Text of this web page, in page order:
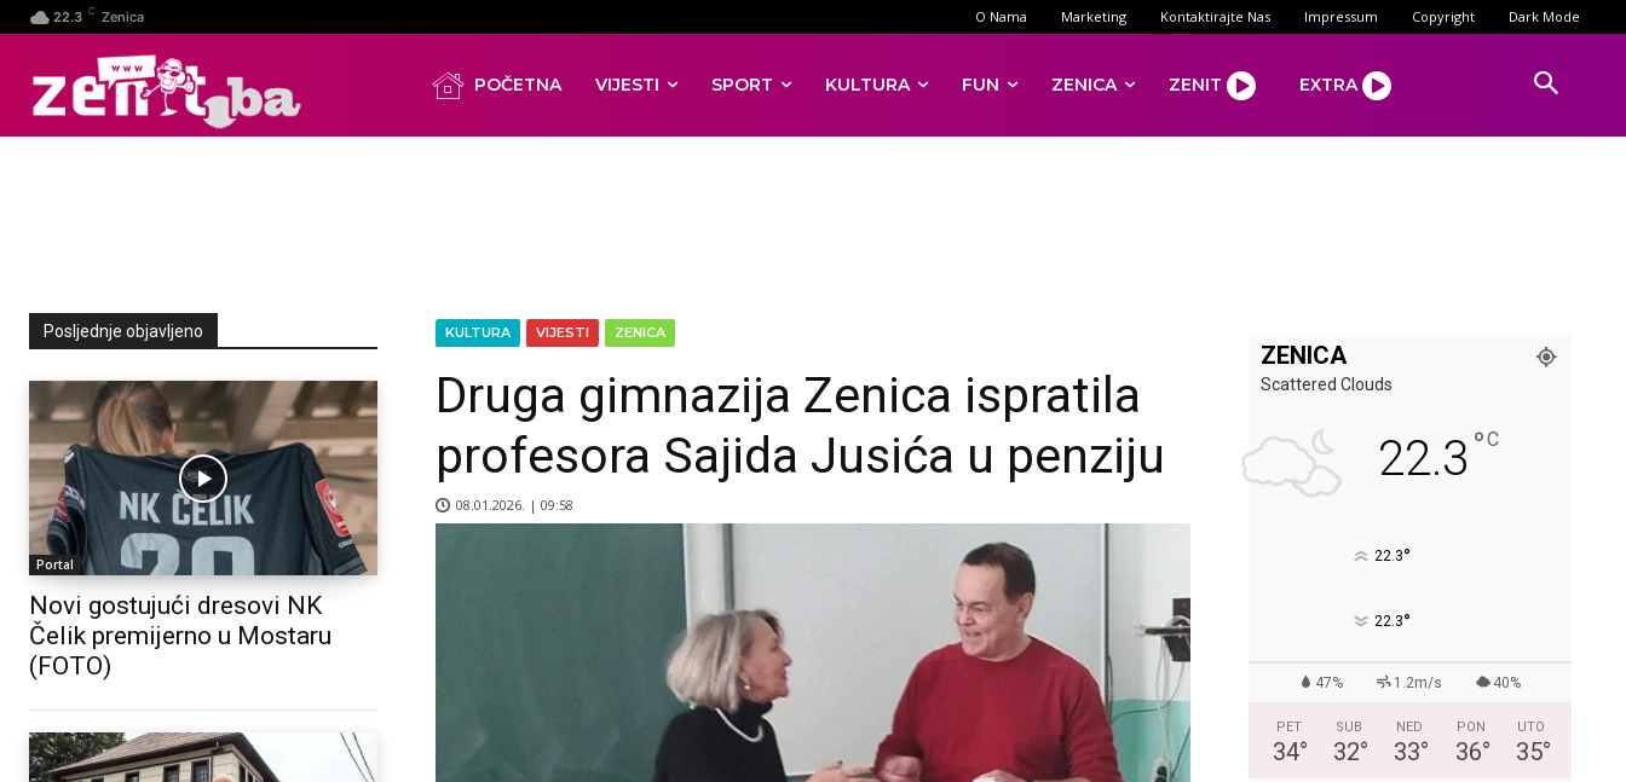
22.3 C Zenica O Nama Marketing Kontaktirajte Nas Impressum Copyright Dark Mode
POČETNA VIJESTI SPORT KULTURA FUN ZENICA ZENIT EXTRA
Posljednje objavljeno
Portal
Novi gostujući dresovi NK
Čelik premijerno u Mostaru
(FOTO)
KULTURA VIJESTI ZENICA
Druga gimnazija Zenica ispratila
profesora Sajida Jusića u penziju
08.01.2026. | 09:58
ZENICA
Scattered Clouds
22.3 °C
22.3°
22.3°
47% 1.2m/s 40%
PET
34°
SUB
32°
NED
33°
PON
36°
UTO
35°